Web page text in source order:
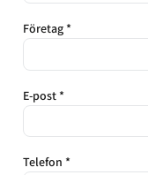
Företag *
E-post *
Telefon *